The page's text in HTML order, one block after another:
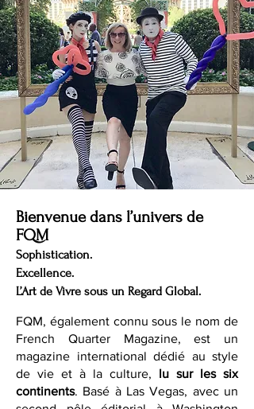
Bienvenue dans l’univers de
FQM
Sophistication.
Excellence.
L’Art de Vivre sous un Regard Global.
FQM, également connu sous le nom de
French Quarter Magazine, est un
magazine international dédié au style
de vie et à la culture, lu sur les six